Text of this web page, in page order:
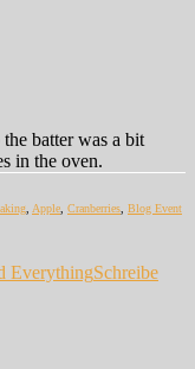
batter was a bit
in the oven.
, Apple, Cranberries, Blog Event
EverythingSchreibe